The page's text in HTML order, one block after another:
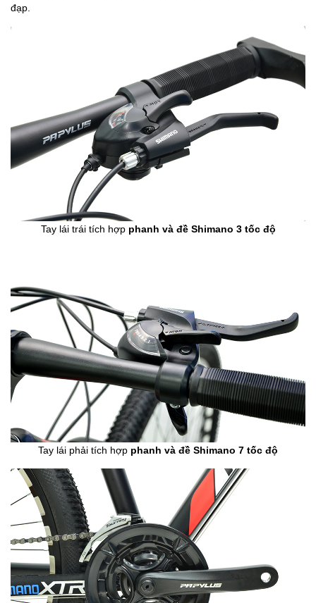
đạp.
Tay lái trái tích hợp phanh và đề Shimano 3 tốc độ
Tay lái phải tích hợp phanh và đề Shimano 7 tốc độ